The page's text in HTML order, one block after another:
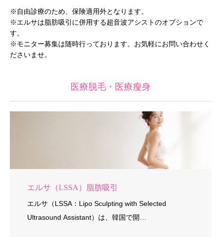
※自由診療のため、保険適用外となります。
※エルサは脂肪吸引に併用する超音波アシストのオプションで
す。
※モニター募集は随時行っております。お気軽にお問い合わせく
ださいませ。
医療脱毛・医療瘦身
エルサ（LSSA）脂肪吸引
エルサ（LSSA：Lipo Sculpting with Selected
Ultrasound Assistant）は、韓国で開…